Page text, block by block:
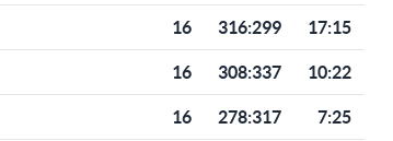
16 316:299 17:15
16 308:337 10:22
16 278:317 7:25